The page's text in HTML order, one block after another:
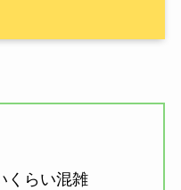
くらい混雑